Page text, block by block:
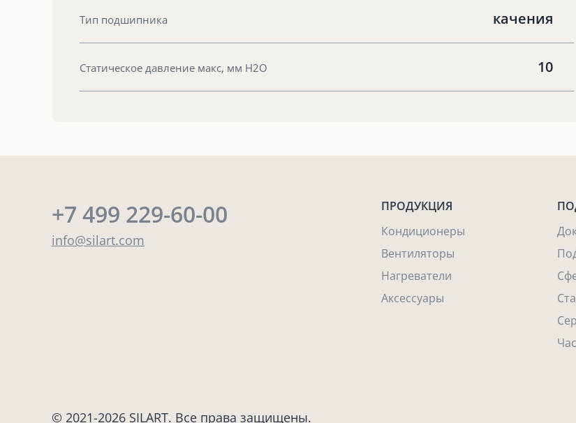
Тип подшипника качения
Статическое давление макс, мм Н2О 10
+7 499 229-60-00
info@silart.com
ПРОДУКЦИЯ
Кондиционеры
Вентиляторы
Нагреватели
Аксессуары
© 2021-2026 SILART. Все права защищены.